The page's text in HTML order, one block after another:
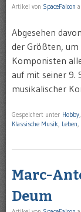
Artikel von SpaceFalcon
Abgesehen
der Größten, um
Komponisten
auf mit seiner 9.
musikalischer
Gespeichert unter Hobby
Klassische Musik Leben
Marc-
Deum